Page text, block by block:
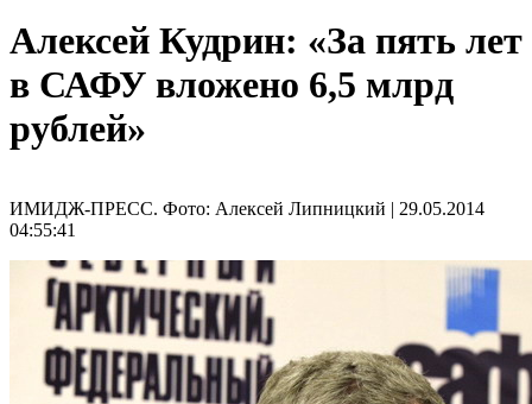
Алексей Кудрин: «За пять лет
в САФУ вложено 6,5 млрд
рублей»
ИМИДЖ-ПРЕСС. Фото: Алексей Липницкий | 29.05.2014
04:55:41